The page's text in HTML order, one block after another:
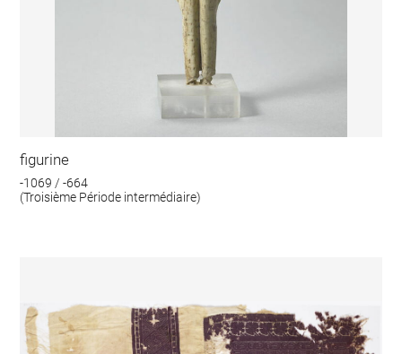
figurine
-1069 / -664
(Troisième Période intermédiaire)